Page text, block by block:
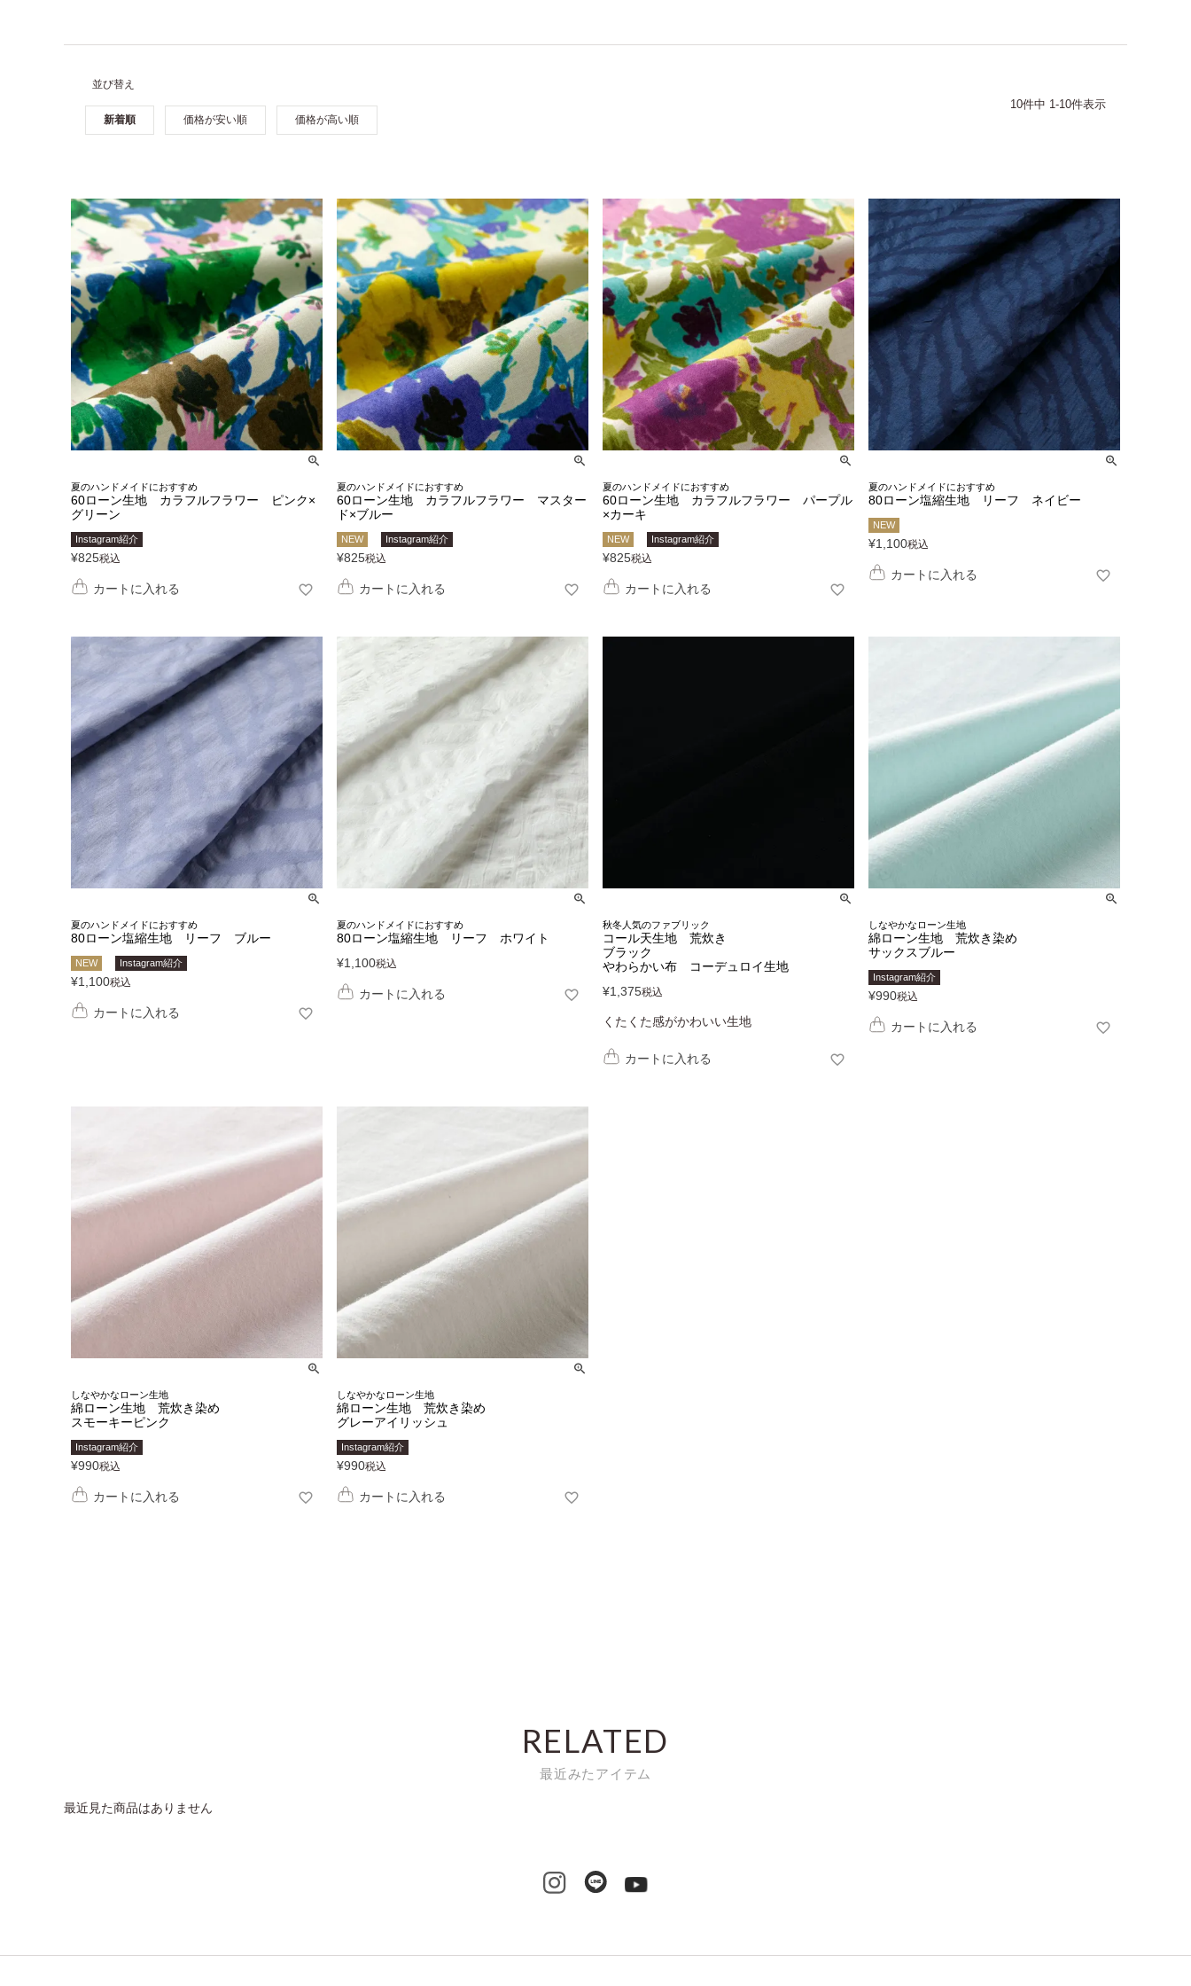
並び替え
新着順 価格が安い順 価格が高い順
10件中 1-10件表示
夏のハンドメイドにおすすめ
60ローン生地 カラフルフラワー ピンク×
グリーン
Instagram紹介
¥825税込
カートに入れる
夏のハンドメイドにおすすめ
60ローン生地 カラフルフラワー マスター
ド×ブルー
NEW Instagram紹介
¥825税込
カートに入れる
夏のハンドメイドにおすすめ
60ローン生地 カラフルフラワー パープル
×カーキ
NEW Instagram紹介
¥825税込
カートに入れる
夏のハンドメイドにおすすめ
80ローン塩縮生地 リーフ ネイビー
NEW
¥1,100税込
カートに入れる
夏のハンドメイドにおすすめ
80ローン塩縮生地 リーフ ブルー
NEW Instagram紹介
¥1,100税込
カートに入れる
夏のハンドメイドにおすすめ
80ローン塩縮生地 リーフ ホワイト
¥1,100税込
カートに入れる
秋冬人気のファブリック
コール天生地 荒炊き
ブラック
やわらかい布 コーデュロイ生地
¥1,375税込
くたくた感がかわいい生地
カートに入れる
しなやかなローン生地
綿ローン生地 荒炊き染め
サックスブルー
Instagram紹介
¥990税込
カートに入れる
しなやかなローン生地
綿ローン生地 荒炊き染め
スモーキーピンク
Instagram紹介
¥990税込
カートに入れる
しなやかなローン生地
綿ローン生地 荒炊き染め
グレーアイリッシュ
Instagram紹介
¥990税込
カートに入れる
RELATED
最近みたアイテム
最近見た商品はありません